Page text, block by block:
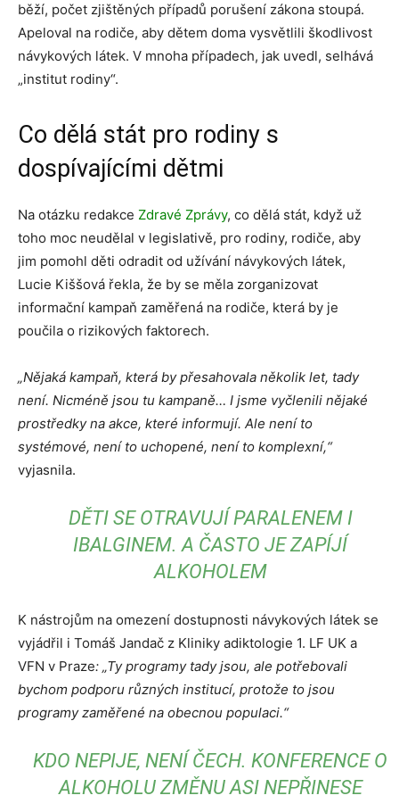
běží, počet zjištěných případů porušení zákona stoupá.
Apeloval na rodiče, aby dětem doma vysvětlili škodlivost
návykových látek. V mnoha případech, jak uvedl, selhává
„institut rodiny“.
Co dělá stát pro rodiny s
dospívajícími dětmi
Na otázku redakce Zdravé Zprávy, co dělá stát, když už
toho moc neudělal v legislativě, pro rodiny, rodiče, aby
jim pomohl děti odradit od užívání návykových látek,
Lucie Kiššová řekla, že by se měla zorganizovat
informační kampaň zaměřená na rodiče, která by je
poučila o rizikových faktorech.
„Nějaká kampaň, která by přesahovala několik let, tady
není. Nicméně jsou tu kampaně… I jsme vyčlenili nějaké
prostředky na akce, které informují. Ale není to
systémové, není to uchopené, není to komplexní,“
vyjasnila.
DĚTI SE OTRAVUJÍ PARALENEM I
IBALGINEM. A ČASTO JE ZAPÍJÍ
ALKOHOLEM
K nástrojům na omezení dostupnosti návykových látek se
vyjádřil i Tomáš Jandač z Kliniky adiktologie 1. LF UK a
VFN v Praze: „Ty programy tady jsou, ale potřebovali
bychom podporu různých institucí, protože to jsou
programy zaměřené na obecnou populaci.“
KDO NEPIJE, NENÍ ČECH. KONFERENCE O
ALKOHOLU ZMĚNU ASI NEPŘINESE